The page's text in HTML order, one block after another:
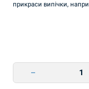
прикраси випічки,
Посипка